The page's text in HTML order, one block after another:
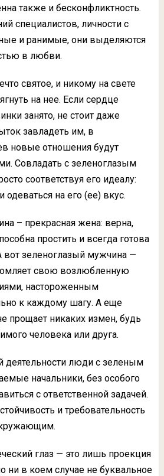
также и бесконфликтность.
специалистов, личности с
и ранимые, они выделяются
в любви.
святое, и никому на свете
на нее. Если сердце
занято, не стоит даже
завладеть им, в
новые отношения будут
Совладать с зеленоглазым
соответствуя его идеалу:
одеваться на его (ее) вкус.
– прекрасная жена: верна,
простить и всегда готова
вот зеленоглазый мужчина —
свою возлюбленную
настороженным
к каждому шагу. А еще
прощает никаких измен, будь
человека или друга.
деятельности люди с зеленым
начальники, без особого
с ответственной задачей.
и требовательность
глаз — это лишь проекция
ни в коем случае не буквальное